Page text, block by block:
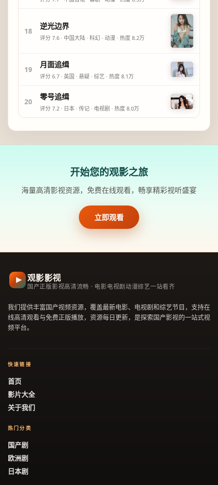
18
逆光边界
评分 7.6 · 中国大陆 · 科幻 · 动漫 · 热度 8.2万
19
月面追缉
评分 6.7 · 英国 · 悬疑 · 综艺 · 热度 8.1万
20
零号追缉
评分 7.2 · 日本 · 传记 · 电视剧 · 热度 8.0万
开始您的观影之旅
海量高清影视资源，免费在线观看，畅享精彩视听盛宴
立即观看
观影影视
国产正版影视高清流畅 · 电影电视剧动漫综艺一站看齐
我们提供丰富国产视频资源，覆盖最新电影、电视剧和综艺节目，支持在
线高清观看与免费正版播放，资源每日更新，是探索国产影视的一站式视
频平台。
快速链接
首页
影片大全
关于我们
热门分类
国产剧
欧洲剧
日本剧